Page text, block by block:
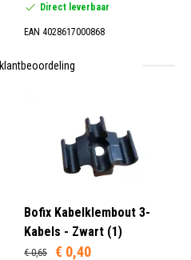
Direct leverbaar
EAN 4028617000868
klantbeoordeling
Bofix Kabelklembout 3-
Kabels - Zwart (1)
€ 0,65 € 0,40